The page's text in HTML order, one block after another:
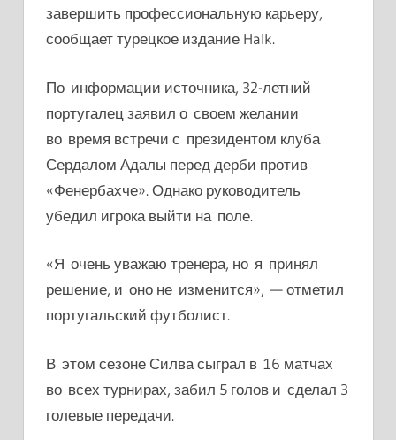
завершить профессиональную карьеру,
сообщает турецкое издание Halk.
По информации источника, 32-летний
португалец заявил о своем желании
во время встречи с президентом клуба
Сердалом Адалы перед дерби против
«Фенербахче». Однако руководитель
убедил игрока выйти на поле.
«Я очень уважаю тренера, но я принял
решение, и оно не изменится», — отметил
португальский футболист.
В этом сезоне Силва сыграл в 16 матчах
во всех турнирах, забил 5 голов и сделал 3
голевые передачи.